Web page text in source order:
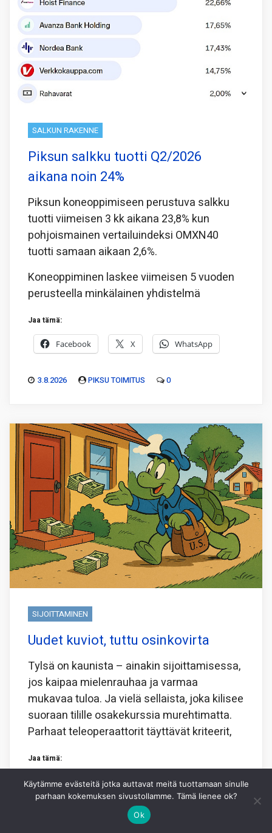
SALKUN RAKENNE
Piksun salkku tuotti Q2/2026
aikana noin 24%
Piksun koneoppimiseen perustuva salkku
tuotti viimeisen 3 kk aikana 23,8% kun
pohjoismainen vertailuindeksi OMXN40
tuotti samaan aikaan 2,6%.
Koneoppiminen laskee viimeisen 5 vuoden
perusteella minkälainen yhdistelmä
Jaa tämä:
Facebook X WhatsApp
3.8.2026 PIKSU TOIMITUS 0
SIJOITTAMINEN
Uudet kuviot, tuttu osinkovirta
Tylsä on kaunista – ainakin sijoittamisessa,
jos kaipaa mielenrauhaa ja varmaa
mukavaa tuloa. Ja vielä sellaista, joka kilisee
suoraan tilille osakekurssia murehtimatta.
Parhaat teleoperaattorit täyttävät kriteerit,
Jaa tämä:
Facebook X WhatsApp
HEIKKI IKONEN
Käytämme evästeitä jotka auttavat meitä tuottamaan sinulle
parhaan kokemuksen sivustollamme. Tämä lienee ok?
Ok